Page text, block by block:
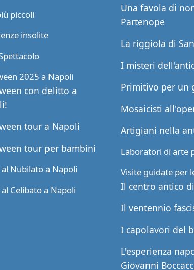
piccoli
insolite
2025 a Napoli
con delitto a
tour a Napoli
tour per bambini
Nubilato a Napoli
Celibato a Napoli
Una favola di
Partenope
La riggiola di
I misteri
Primitivo per un
Mosaicisti
Artigiani nella
Laboratori di arte
Visite guidate per
Il centro antico
Il ventennio
I capolavori del
L'esperienza
Giovanni